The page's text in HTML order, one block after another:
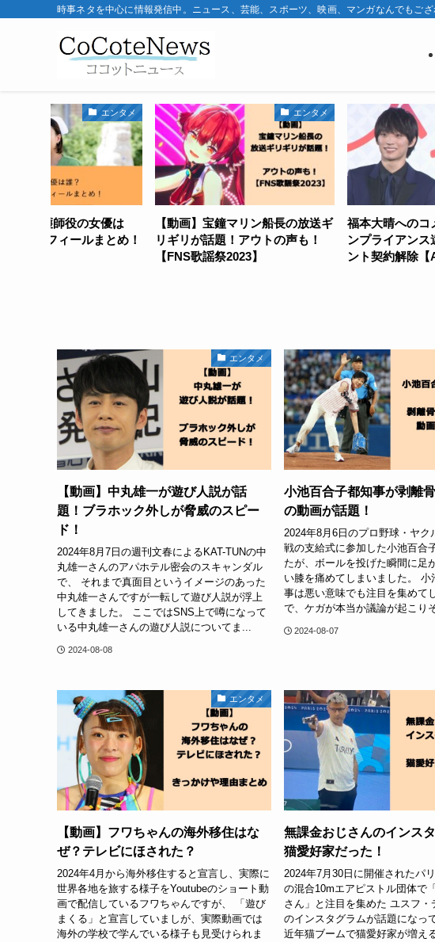
時事ネタを中心に情報発信中。ニュース、芸能、スポーツ、映画、マンガなんでもござ
まとめ！
エンタメ
【動画】宝鐘マリン船長の放送ギ
リギリが話題！アウトの声も！
【FNS歌謡祭2023】
エンタメ
福本大晴へのコメントが話題！
ンプライアンス違反でマネージ
ント契約解除【Aぇ! group】
エンタメ
【動画】中丸雄一が遊び人説が話
題！ブラホック外しが脅威のスピー
ド！
2024年8月7日の週刊文春によるKAT-TUNの中
丸雄一さんのアパホテル密会のスキャンダル
で、 それまで真面目というイメージのあった
中丸雄一さんですが一転して遊び人説が浮上
してきました。 ここではSNS上で噂になって
いる中丸雄一さんの遊び人説についてま...
2024-08-08
小池百合子都知事が剥離
の動画が話題！
2024年8月6日のプロ野球・ヤク
戦の支給式に参加した小池百合
たが、ボールを投げた瞬間に足
い膝を痛めてしまいました。 小
事は悪い意味でも注目を集めて
で、ケガが本当か議論が起こり
2024-08-07
エンタメ
【動画】フワちゃんの海外移住はな
ぜ？テレビにほされた？
2024年4月から海外移住すると宣言し、実際に
世界各地を旅する様子をYoutubeのショート動
画で配信しているフワちゃんですが、 「遊び
まくる」と宣言していましが、実際動画では
海外の学校で学んでいる様子も見受けられま
無課金おじさんのインス
猫愛好家だった！
2024年7月30日に開催されたパ
の混合10mエアピストル団体で
さん」と注目を集めた ユスフ・
のインスタグラムが話題になっ
近年猫ブームで猫愛好家が増え